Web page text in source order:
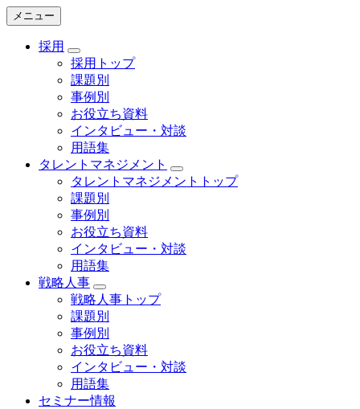
メニュー
採用
採用トップ
課題別
事例別
お役立ち資料
インタビュー・対談
用語集
タレントマネジメント
タレントマネジメントトップ
課題別
事例別
お役立ち資料
インタビュー・対談
用語集
戦略人事
戦略人事トップ
課題別
事例別
お役立ち資料
インタビュー・対談
用語集
セミナー情報